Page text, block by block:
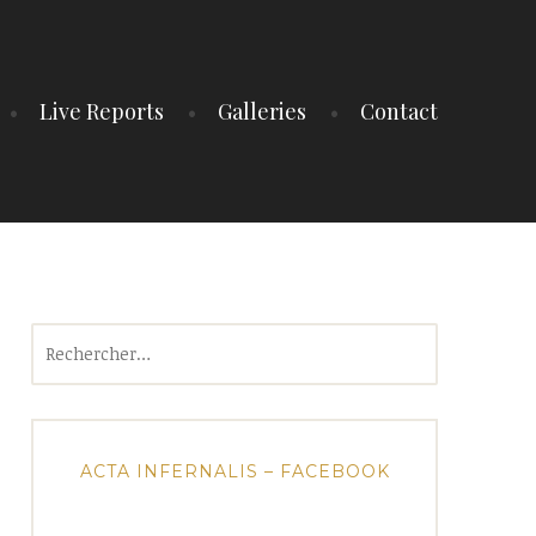
Live Reports Galleries Contact
ACTA INFERNALIS – FACEBOOK